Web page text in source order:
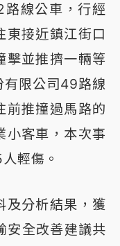
線公車，行經
東接近鎮江街口
擊並推擠一輛等
有限公司49路線
前推撞過馬路的
小客車，本次事
輕傷。
及分析結果，獲
安全改善建議共